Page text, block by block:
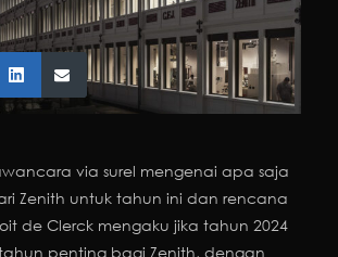
via surel mengenai apa saja
Zenith untuk tahun ini dan rencana
de Clerck mengaku jika tahun 2024
penting bagi Zenith, dengan